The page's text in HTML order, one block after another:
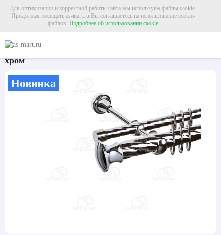
Для оптимизации и корректной работы сайта мы используем файлы cookie.
Продолжая посещать as-mart.ru Вы соглашаетесь на использование cookie-
файлов. Подробнее об использовании cookie
Карниз для штор двухрядный «Пьемонт» Ø25К/16К
хром
Новинка